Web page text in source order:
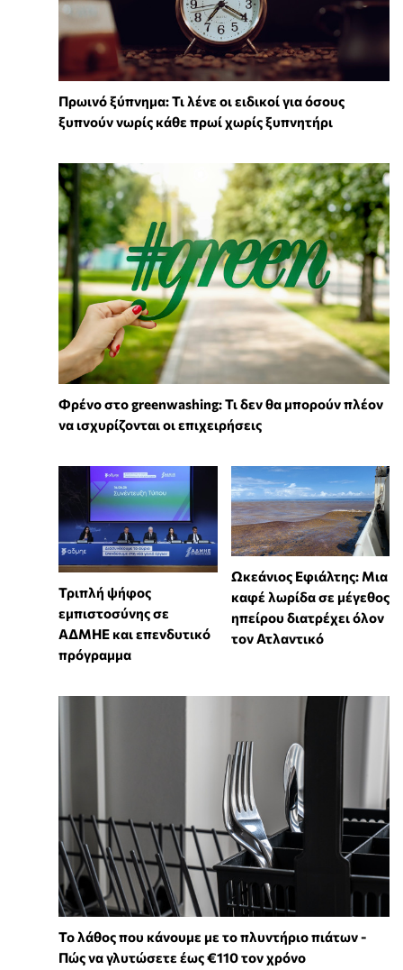
Πρωινό ξύπνημα: Τι λένε οι ειδικοί για όσους
ξυπνούν νωρίς κάθε πρωί χωρίς ξυπνητήρι
Φρένο στο greenwashing: Τι δεν θα μπορούν πλέον
να ισχυρίζονται οι επιχειρήσεις
Τριπλή ψήφος
εμπιστοσύνης σε
ΑΔΜΗΕ και επενδυτικό
πρόγραμμα
Ωκεάνιος Εφιάλτης: Μια
καφέ λωρίδα σε μέγεθος
ηπείρου διατρέχει όλον
τον Ατλαντικό
Το λάθος που κάνουμε με το πλυντήριο πιάτων -
Πώς να γλυτώσετε έως €110 τον χρόνο